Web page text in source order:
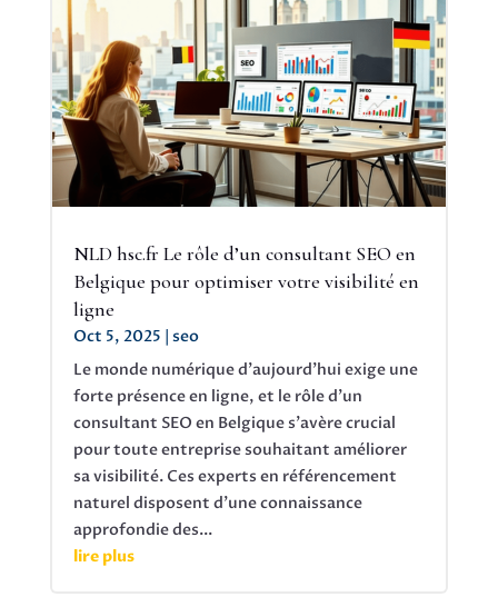
NLD hsc.fr Le rôle d’un consultant SEO en
Belgique pour optimiser votre visibilité en
ligne
Oct 5, 2025 | seo
Le monde numérique d'aujourd'hui exige une
forte présence en ligne, et le rôle d'un
consultant SEO en Belgique s'avère crucial
pour toute entreprise souhaitant améliorer
sa visibilité. Ces experts en référencement
naturel disposent d'une connaissance
approfondie des...
lire plus